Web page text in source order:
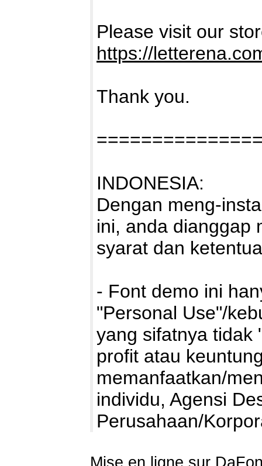
Please visit our
https://
Thank you.
INDONESIA:
Dengan meng-
ini, anda dianggap
syarat dan
- Font demo ini
"Personal Use"/
yang sifatnya tidak
profit atau
memanfaatkan/
individu, Agensi
Perusahaan/